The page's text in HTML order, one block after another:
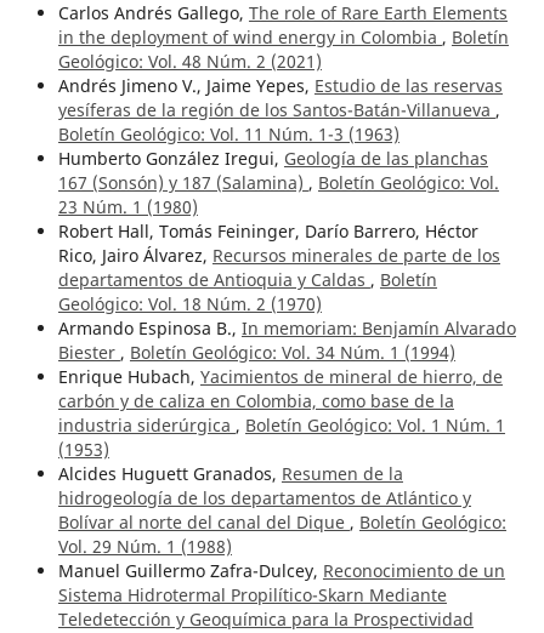
Carlos Andrés Gallego, The role of Rare Earth Elements
in the deployment of wind energy in Colombia , Boletín
Geológico: Vol. 48 Núm. 2 (2021)
Andrés Jimeno V., Jaime Yepes, Estudio de las reservas
yesíferas de la región de los Santos-Batán-Villanueva ,
Boletín Geológico: Vol. 11 Núm. 1-3 (1963)
Humberto González Iregui, Geología de las planchas
167 (Sonsón) y 187 (Salamina) , Boletín Geológico: Vol.
23 Núm. 1 (1980)
Robert Hall, Tomás Feininger, Darío Barrero, Héctor
Rico, Jairo Álvarez, Recursos minerales de parte de los
departamentos de Antioquia y Caldas , Boletín
Geológico: Vol. 18 Núm. 2 (1970)
Armando Espinosa B., In memoriam: Benjamín Alvarado
Biester , Boletín Geológico: Vol. 34 Núm. 1 (1994)
Enrique Hubach, Yacimientos de mineral de hierro, de
carbón y de caliza en Colombia, como base de la
industria siderúrgica , Boletín Geológico: Vol. 1 Núm. 1
(1953)
Alcides Huguett Granados, Resumen de la
hidrogeología de los departamentos de Atlántico y
Bolívar al norte del canal del Dique , Boletín Geológico:
Vol. 29 Núm. 1 (1988)
Manuel Guillermo Zafra-Dulcey, Reconocimiento de un
Sistema Hidrotermal Propilítico-Skarn Mediante
Teledetección y Geoquímica para la Prospectividad